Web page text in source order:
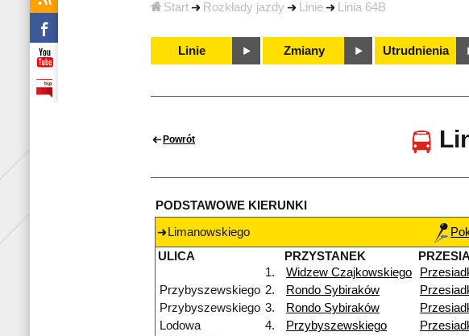
Start Rozkłady jazdy Linie Linia 64B
Linie Zmiany Utrudnienia
Powrót
PODSTAWOWE KIERUNKI
Limanowskiego
ULICA
PRZYSTANEK
1.
Widzew Czajkowskiego
Przybyszewskiego 2. Rondo Sybiraków
Przybyszewskiego 3. Rondo Sybiraków
Lodowa
4. Przybyszewskiego